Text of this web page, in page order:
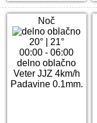
Noč
20°| 21°
00:00 - 06:00
delno oblačno
Veter JJZ 4km/h
Padavine 0.1mm.